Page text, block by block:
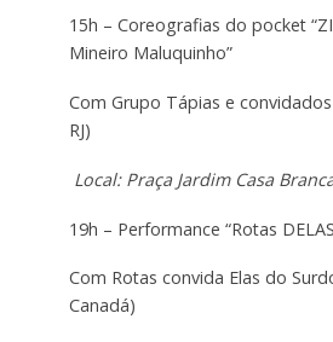
15h – Coreografias do pocket
Mineiro Maluquinho”
Com Grupo Tápias e convidados
RJ)
Local: Praça Jardim Casa
19h – Performance “Rotas
Com Rotas convida Elas do
Canadá)